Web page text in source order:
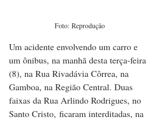
Foto: Reprodução
Um acidente envolvendo um carro e
um ônibus, na manhã desta terça-feira
(8), na Rua Rivadávia Côrrea, na
Gamboa, na Região Central. Duas
faixas da Rua Arlindo Rodrigues, no
Santo Cristo, ficaram interditadas, na